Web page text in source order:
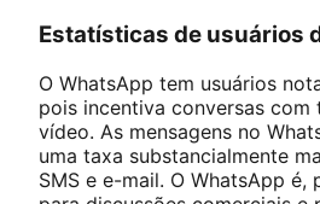
Estatísticas de usuários
O WhatsApp tem usuários
pois incentiva conversas com
vídeo. As mensagens no
uma taxa substancialmente
SMS e e-mail. O WhatsApp